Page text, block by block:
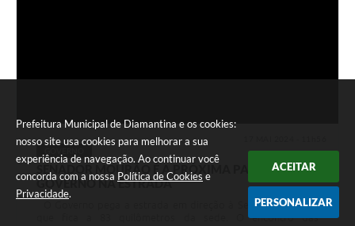
Prefeitura Municipal de Diamantina e os cookies:
nosso site usa cookies para melhorar a sua
experiência de navegação. Ao continuar você
concorda com a nossa Política de Cookies e
Privacidade.
ACEITAR
PERSONALIZAR
SENADOR MOURÃO É A PRÓXIMA PARADA DO
GOVERNO NA ESTRADA
O Governo pega a estrada em direção à Senador Mourão,
que fica a 83 quilômetros da sede. O encontro das